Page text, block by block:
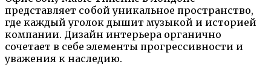
представляет собой уникальное пространство,
где каждый уголок дышит музыкой и историей
компании. Дизайн интерьера органично
сочетает в себе элементы прогрессивности и
уважения к наследию.